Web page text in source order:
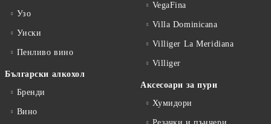
Узо
Уиски
Пенливо вино
Български алкохол
Бренди
Вино
VegaFina
Villa Dominicana
Villiger La Meridiana
Villiger
Аксесоари за пури
Хумидори